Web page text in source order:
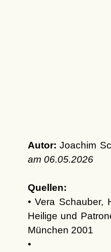
Autor: Joachim
am 06.05.2026
Quellen:
• Vera Schauber,
Heilige und
München 2001
•